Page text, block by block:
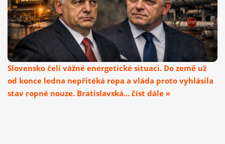
Slovensko čelí vážné energetické situaci. Do země už
od konce ledna nepřitéká ropa a vláda proto vyhlásila
stav ropné nouze. Bratislavská... číst dále »